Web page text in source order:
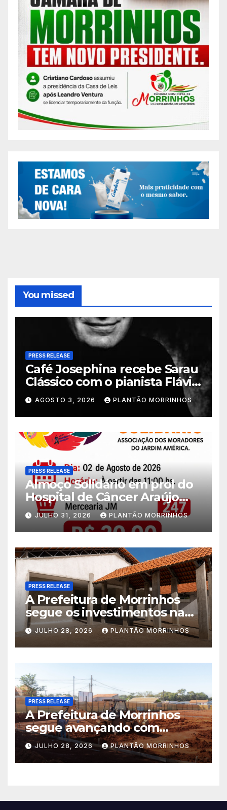
You missed
PRESS RELEASE
Café Josephina recebe Sarau
Clássico com o pianista Flávio
Varani nesta terça-feira
AGOSTO 3, 2026 PLANTÃO MORRINHOS
PRESS RELEASE
Almoço Solidário em prol do
Hospital de Câncer Araújo
Jorge é realizado no Jardim
América
JULHO 31, 2026 PLANTÃO MORRINHOS
PRESS RELEASE
A Prefeitura de Morrinhos
segue os investimentos na
educação. A obra da Escola
Municipal Eudóxio de
Figueiredo avança em ritmo
acelerado e já ganha forma.
JULHO 28, 2026 PLANTÃO MORRINHOS
PRESS RELEASE
A Prefeitura de Morrinhos
segue avançando com
importantes investimentos
no Setor Arca de Noé.
JULHO 28, 2026 PLANTÃO MORRINHOS